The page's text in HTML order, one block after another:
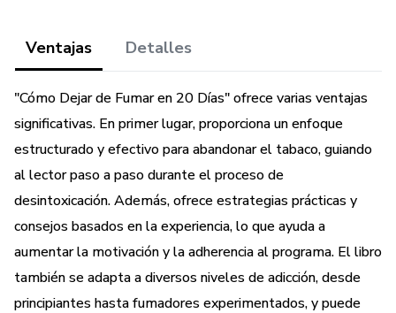
Ventajas Detalles
"Cómo Dejar de Fumar en 20 Días" ofrece varias ventajas
significativas. En primer lugar, proporciona un enfoque
estructurado y efectivo para abandonar el tabaco, guiando
al lector paso a paso durante el proceso de
desintoxicación. Además, ofrece estrategias prácticas y
consejos basados en la experiencia, lo que ayuda a
aumentar la motivación y la adherencia al programa. El libro
también se adapta a diversos niveles de adicción, desde
principiantes hasta fumadores experimentados, y puede